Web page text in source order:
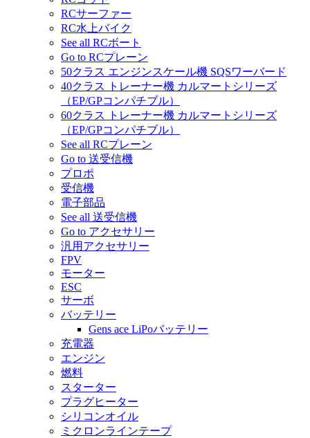
RCサーファー
RC水上バイク
See all RCボート
Go to RCプレーン
50クラス エンジンスケール機 SQSワーバード
40クラス トレーナー機 カルマートシリーズ
（EP/GPコンパチブル）
60クラス トレーナー機 カルマートシリーズ
（EP/GPコンパチブル）
See all RCプレーン
Go to 送受信機
プロポ
受信機
電子部品
See all 送受信機
Go to アクセサリー
汎用アクセサリー
FPV
モーター
ESC
サーボ
バッテリー
Gens ace LiPoバッテリー
充電器
エンジン
燃料
スターター
プラグヒーター
シリコンオイル
ミクロンラインテープ